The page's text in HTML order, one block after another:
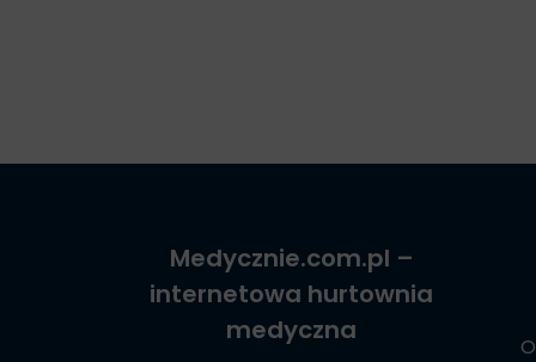
Medycznie.com.pl –
internetowa hurtownia
medyczna